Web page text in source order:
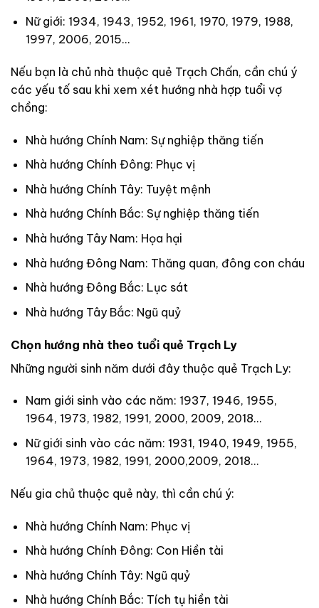
Nữ giới: 1934, 1943, 1952, 1961, 1970, 1979, 1988,
1997, 2006, 2015…
Nếu bạn là chủ nhà thuộc quẻ Trạch Chấn, cần chú ý
các yếu tố sau khi xem xét hướng nhà hợp tuổi vợ
chồng:
Nhà hướng Chính Nam: Sự nghiệp thăng tiến
Nhà hướng Chính Đông: Phục vị
Nhà hướng Chính Tây: Tuyệt mệnh
Nhà hướng Chính Bắc: Sự nghiệp thăng tiến
Nhà hướng Tây Nam: Họa hại
Nhà hướng Đông Nam: Thăng quan, đông con cháu
Nhà hướng Đông Bắc: Lục sát
Nhà hướng Tây Bắc: Ngũ quỷ
Chọn hướng nhà theo tuổi quẻ Trạch Ly
Những người sinh năm dưới đây thuộc quẻ Trạch Ly:
Nam giới sinh vào các năm: 1937, 1946, 1955,
1964, 1973, 1982, 1991, 2000, 2009, 2018…
Nữ giới sinh vào các năm: 1931, 1940, 1949, 1955,
1964, 1973, 1982, 1991, 2000,2009, 2018…
Nếu gia chủ thuộc quẻ này, thì cần chú ý:
Nhà hướng Chính Nam: Phục vị
Nhà hướng Chính Đông: Con Hiền tài
Nhà hướng Chính Tây: Ngũ quỷ
Nhà hướng Chính Bắc: Tích tụ hiền tài